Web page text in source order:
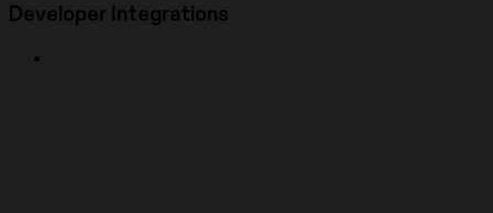
Developer Integrations